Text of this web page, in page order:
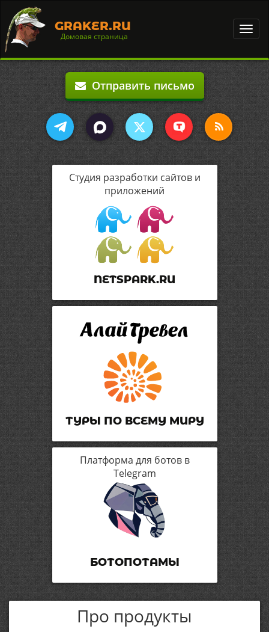
GRAKER.RU
Домовая страница
Отправить письмо
Студия разработки сайтов и
приложений
NETSPARK.RU
ТУРЫ ПО ВСЕМУ МИРУ
Платформа для ботов в
Telegram
БОТОПОТАМЫ
Про продукты